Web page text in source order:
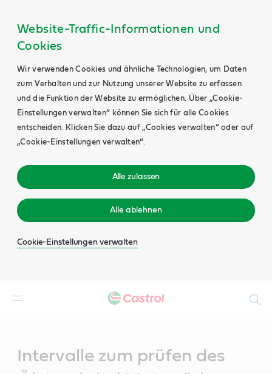
Website-Traffic-Informationen und
Cookies
Wir verwenden Cookies und ähnliche Technologien, um Daten
zum Verhalten und zur Nutzung unserer Website zu erfassen
und die Funktion der Website zu ermöglichen. Über „Cookie-
Einstellungen verwalten“ können Sie sich für alle Cookies
entscheiden. Klicken Sie dazu auf „Cookies verwalten“ oder auf
„Cookie-Einstellungen verwalten“.
Alle zulassen
Alle ablehnen
Cookie-Einstellungen verwalten
Intervalle zum prüfen des